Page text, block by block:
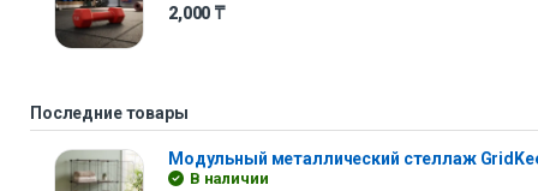
2,000 ₸
Последние товары
Модульный металлический стеллаж
В наличии